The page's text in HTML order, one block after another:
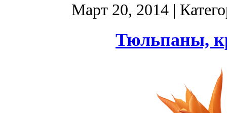
Март 20, 2014|
Тюльпаны,